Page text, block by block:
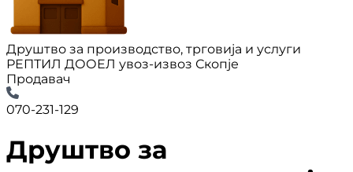
Друштво за производство, трговија и услуги
РЕПТИЛ ДООЕЛ увоз-извоз Скопје
Продавач
070-231-129
Друштво за